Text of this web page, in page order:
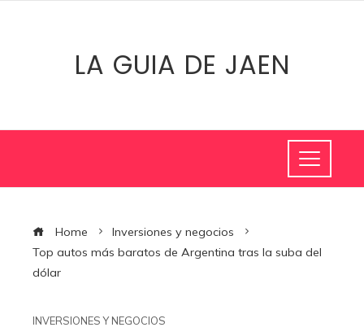
LA GUIA DE JAEN
Home
Inversiones y negocios
Top autos más baratos de Argentina tras la suba del
dólar
INVERSIONES Y NEGOCIOS